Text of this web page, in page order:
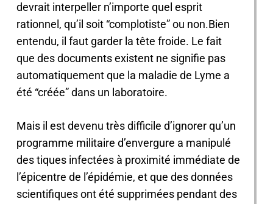
devrait interpeller n’importe quel esprit
rationnel, qu’il soit “complotiste” ou non.Bien
entendu, il faut garder la tête froide. Le fait
que des documents existent ne signifie pas
automatiquement que la maladie de Lyme a
été “créée” dans un laboratoire.
Mais il est devenu très difficile d’ignorer qu’un
programme militaire d’envergure a manipulé
des tiques infectées à proximité immédiate de
l’épicentre de l’épidémie, et que des données
scientifiques ont été supprimées pendant des